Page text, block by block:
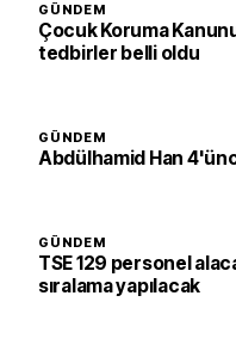
GÜNDEM
Çocuk Koruma
tedbirler belli oldu
GÜNDEM
Abdülhamid Han
GÜNDEM
TSE 129 personel
sıralama yapılacak